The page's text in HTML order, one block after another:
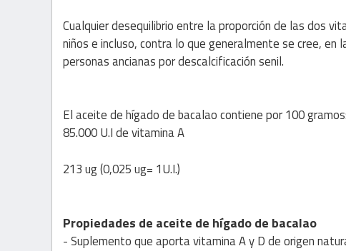
Cualquier desequilibrio entre la proporción de las dos
niños e incluso, contra lo que generalmente se cree,
personas ancianas por descalcificación senil.
El aceite de hígado de bacalao contiene por 100 gramos:
85.000 U.I de vitamina A
213 ug (0,025 ug= 1U.I.)
Propiedades de aceite de hígado de bacalao
- Suplemento que aporta vitamina A y D de origen